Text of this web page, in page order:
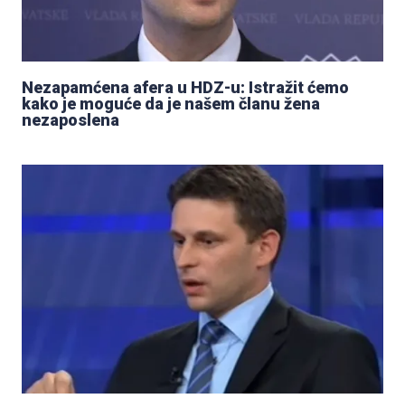
Nezapamćena afera u HDZ-u: Istražit ćemo
kako je moguće da je našem članu žena
nezaposlena